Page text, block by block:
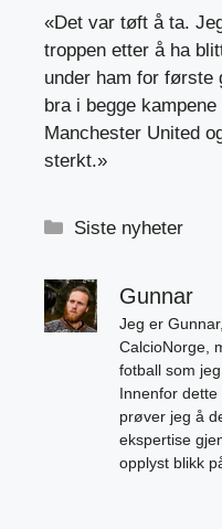
«Det var tøft å ta.
troppen etter å ha
under ham for første
bra i begge
Manchester United
sterkt.»
Kategorier
Siste nyheter
Gunnar
Jeg er
CalcioNorge,
fotball som
Innenfor
prøver jeg å
ekspertise
opplyst blikk